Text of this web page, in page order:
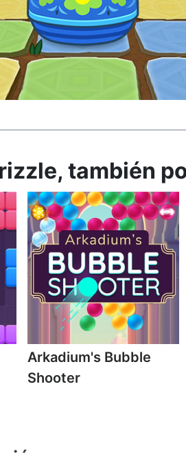
también
Arkadium's Bubble
Shooter